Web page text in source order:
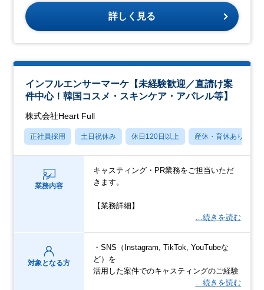
詳しく見る
インフルエンサーマーケ【未経験歓迎／直請け案
件中心！韓国コスメ・スキンケア・アパレル等】
株式会社Heart Full
正社員採用 土日祝休み 休日120日以上 産休・育休あり
業務内容
キャスティング・PR業務をご担当いただ
きます。
【業務詳細】
…続きを読む
対象となる方
・SNS（Instagram, TikTok, YouTubeな
ど）を
活用した案件でのキャスティングのご経験
…続きを読む